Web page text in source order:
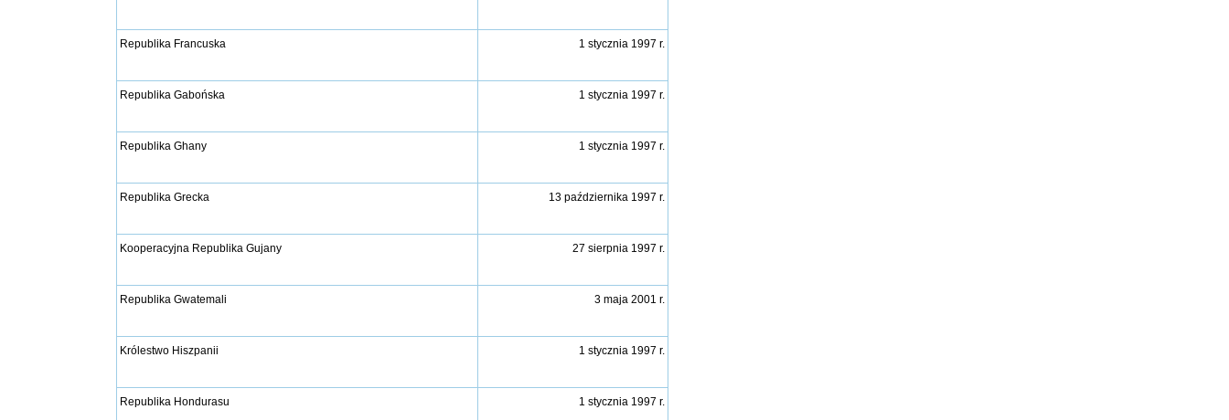
Republika Francuska 1 stycznia 1997 r.
Republika Gabońska 1 stycznia 1997 r.
Republika Ghany 1 stycznia 1997 r.
Republika Grecka 13 października 1997 r.
Kooperacyjna Republika Gujany 27 sierpnia 1997 r.
Republika Gwatemali 3 maja 2001 r.
Królestwo Hiszpanii 1 stycznia 1997 r.
Republika Hondurasu 1 stycznia 1997 r.